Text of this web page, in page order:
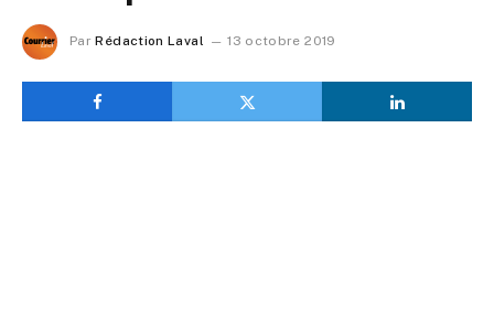
Par Rédaction Laval 13 octobre 2019